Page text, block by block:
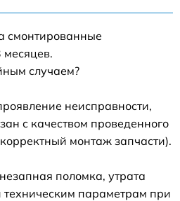
смонтированные
случаем?
неисправности,
с качеством проведенного
монтаж запчасти).
поломка, утрата
техническим параметрам при